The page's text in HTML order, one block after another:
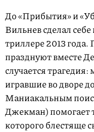
До «Прибытия» и
Вильнев сделал
триллере 2013
празднуют вместе
случается
игравшие во дворе
Маниакальным
Джекман) помогает
которого блестяще